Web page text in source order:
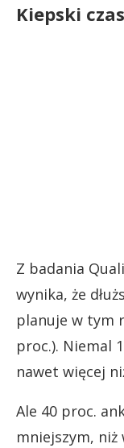
Kiepski
Z badania
wynika, że
planuje w tym
proc.). Niemal
nawet więcej
Ale 40 proc.
mniejszym,